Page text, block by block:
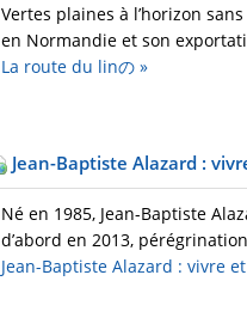
Vertes plaines à l’horizon
en Normandie et son
La route du linの »
Jean-Baptiste Alazard :
Né en 1985, Jean-Baptiste
d’abord en 2013,
Jean-Baptiste Alazard : vivre